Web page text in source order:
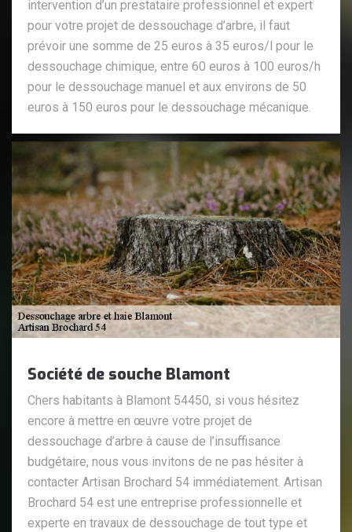
intervention d’un prestataire professionnel et expert
pour votre projet de dessouchage d’arbre, il faut
prévoir une somme de 25 euros à 35 euros/l pour le
dessouchage chimique, entre 60 euros à 100 euros/h
pour le dessouchage manuel et aux environs de 50
euros à 150 euros pour le dessouchage mécanique.
Société de souche Blamont
Chers habitants à Blamont 54450, si vous hésitez
encore à mettre en œuvre votre projet de
dessouchage d’arbre à cause de l’insuffisance
budgétaire, nous vous invitons de ne pas hésiter à
contacter Artisan Brochard 54 immédiatement. Artisan
Brochard 54 est une entreprise professionnelle et
experte en travaux de dessouchage de tout type et